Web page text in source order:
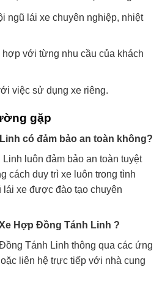
ngũ lái xe chuyên nghiệp, nhiệt
với từng nhu cầu của khách
việc sử dụng xe riêng.
gặp
có đảm bảo an toàn không?
luôn đảm bảo an toàn tuyệt
cách duy trì xe luôn trong tình
lái xe được đào tạo chuyên
Hợp Đồng Tánh Linh ?
Tánh Linh thông qua các ứng
liên hệ trực tiếp với nhà cung